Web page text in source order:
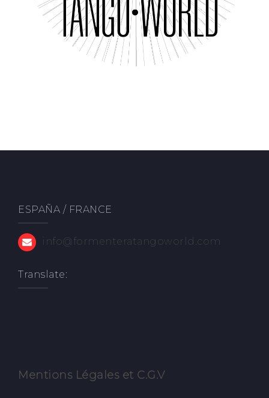
ESPAÑA / FRANCE
info@formenteratangoworld.com
Translate:
Mentions Légales et C.G.V